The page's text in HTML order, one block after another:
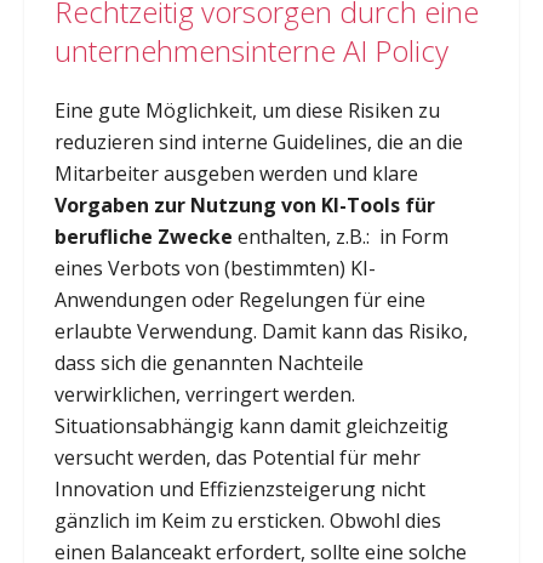
Rechtzeitig vorsorgen durch eine
unternehmensinterne AI Policy
Eine gute Möglichkeit, um diese Risiken zu
reduzieren sind interne Guidelines, die an die
Mitarbeiter ausgeben werden und klare
Vorgaben zur Nutzung von KI-Tools für
berufliche Zwecke enthalten, z.B.: in Form
eines Verbots von (bestimmten) KI-
Anwendungen oder Regelungen für eine
erlaubte Verwendung. Damit kann das Risiko,
dass sich die genannten Nachteile
verwirklichen, verringert werden.
Situationsabhängig kann damit gleichzeitig
versucht werden, das Potential für mehr
Innovation und Effizienzsteigerung nicht
gänzlich im Keim zu ersticken. Obwohl dies
einen Balanceakt erfordert, sollte eine solche